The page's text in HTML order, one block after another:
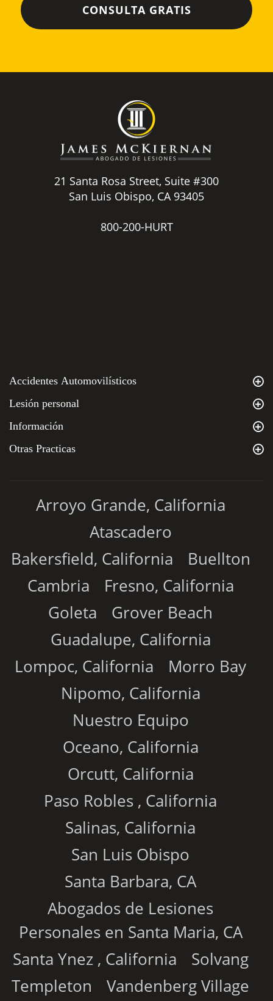
21 Santa Rosa Street, Suite #300
San Luis Obispo, CA 93405
800-200-HURT
Accidentes Automovilísticos
Lesión personal
Información
Otras Practicas
Arroyo Grande, California
Atascadero
Bakersfield, California
Buellton
Cambria
Fresno, California
Goleta
Grover Beach
Guadalupe, California
Lompoc, California
Morro Bay
Nipomo, California
Nuestro Equipo
Oceano, California
Orcutt, California
Paso Robles , California
Salinas, California
San Luis Obispo
Santa Barbara, CA
Abogados de Lesiones
Personales en Santa Maria, CA
Santa Ynez , California
Solvang
Templeton
Vandenberg Village